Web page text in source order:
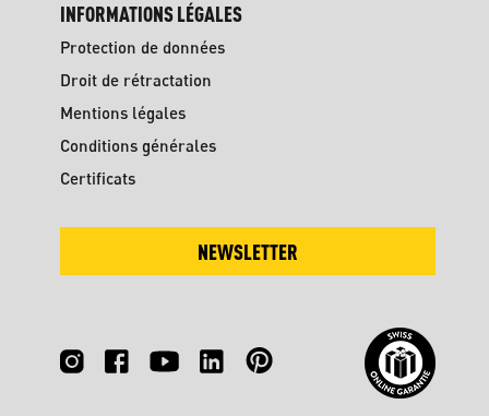
INFORMATIONS LÉGALES
Protection de données
Droit de rétractation
Mentions légales
Conditions générales
Certificats
NEWSLETTER